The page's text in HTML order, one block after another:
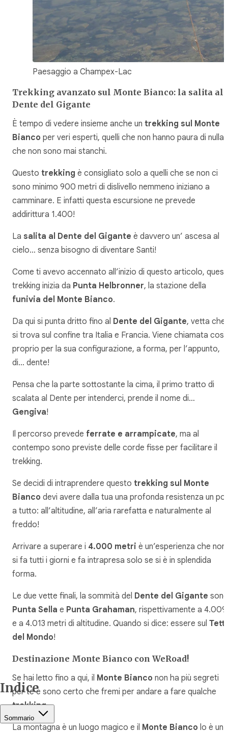
Paesaggio a Champex-Lac
Trekking avanzato sul Monte Bianco: la salita al
Dente del Gigante
È tempo di vedere insieme anche un trekking sul Monte
Bianco per veri esperti, quelli che non hanno paura di nulla
che non sono mai stanchi.
Questo trekking è consigliato solo a quelli che se non ci
sono minimo 900 metri di dislivello nemmeno iniziano a
camminare. E infatti questa escursione ne prevede
addirittura 1.400!
La salita al Dente del Gigante è davvero un’ ascesa al
cielo… senza bisogno di diventare Santi!
Come ti avevo accennato all’inizio di questo articolo,
trekking inizia da Punta Helbronner, la stazione della
funivia del Monte Bianco.
Da qui si punta dritto fino al Dente del Gigante, vetta che
si trova sul confine tra Italia e Francia. Viene chiamata così
proprio per la sua configurazione, a forma, per l’appunto,
di… dente!
Pensa che la parte sottostante la cima, il primo tratto di
scalata al Dente per intenderci, prende il nome di…
Gengiva!
Il percorso prevede ferrate e arrampicate, ma al
contempo sono previste delle corde fisse per facilitare il
trekking.
Se decidi di intraprendere questo trekking sul Monte
Bianco devi avere dalla tua una profonda resistenza un po’
a tutto: all’altitudine, all’aria rarefatta e naturalmente al
freddo!
Arrivare a superare i 4.000 metri è un’esperienza che non
si fa tutti i giorni e fa intrapresa solo se si è in splendida
forma.
Le due vette finali, la sommità del Dente del Gigante sono
Punta Sella e Punta Grahaman, rispettivamente a 4.009
e a 4.013 metri di altitudine. Quando si dice: essere sul
del Mondo!
Destinazione Monte Bianco con WeRoad!
Se hai letto fino a qui, il Monte Bianco non ha più segreti
per te e sono certo che fremi per andare a fare qualche
trekking.
La montagna è un luogo magico e il Monte Bianco lo è un
Indice
Sommario